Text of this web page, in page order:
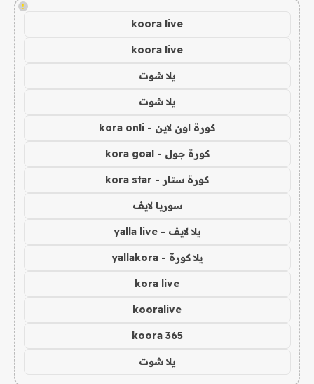
!
koora live
koora live
يلا شوت
يلا شوت
كورة اون لاين - kora onli
كورة جول - kora goal
كورة ستار - kora star
سوريا لايف
يلا لايف - yalla live
يلا كورة - yallakora
kora live
kooralive
koora 365
يلا شوت